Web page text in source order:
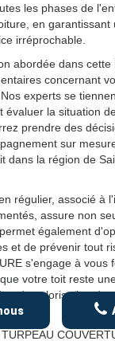
les phases de
en garantissant
irréprochable.
abordée dans
concernant
experts se
évaluer la situation
prendre des
sur
dans la région de
régulier, associé à
assure non
également
et de prévenir tout
s'engage à vous
votre toit reste
et de valorisation de